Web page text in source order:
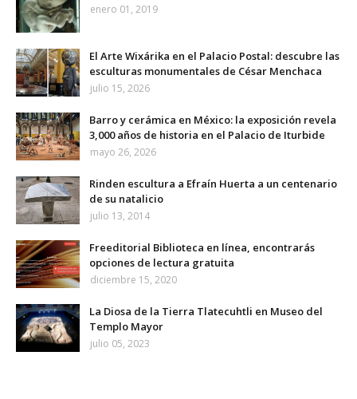
enero 01, 2019
El Arte Wixárika en el Palacio Postal: descubre las
esculturas monumentales de César Menchaca
julio 15, 2026
Barro y cerámica en México: la exposición revela
3,000 años de historia en el Palacio de Iturbide
mayo 26, 2026
Rinden escultura a Efraín Huerta a un centenario
de su natalicio
julio 13, 2014
Freeditorial Biblioteca en línea, encontrarás
opciones de lectura gratuita
diciembre 15, 2020
La Diosa de la Tierra Tlatecuhtli en Museo del
Templo Mayor
julio 05, 2023